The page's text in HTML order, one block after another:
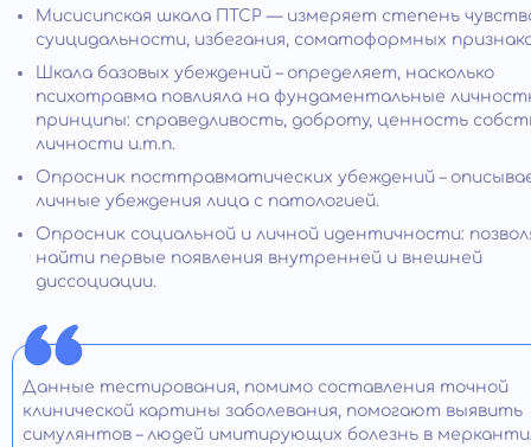
Мисисипская шкала ПТСР — измеряет степень
суицидальности, избегания, соматоформных
Шкала базовых убеждений – определяет, насколько
психотравма повлияла на фундаментальные
принципы: справедливость, доброту, ценность
личности и.т.п.
Опросник посттравматических убеждений –
личные убеждения лица с патологией.
Опросник социальной и личной идентичности:
найти первые появления внутренней и внешней
диссоциации.
Данные тестирования, помимо составления точной
клинической картины заболевания, помогают выявить
симулянтов – людей имитирующих болезнь в